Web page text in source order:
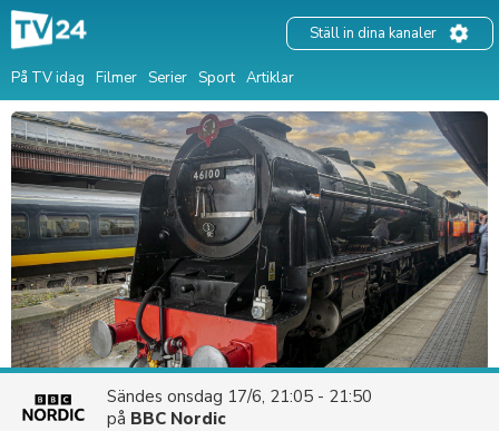
På TV idag Filmer Serier Sport Artiklar
Ställ in dina kanaler
Sändes onsdag 17/6, 21:05 - 21:50
på BBC Nordic